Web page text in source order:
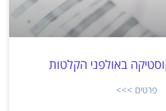
באולפני הקלטות
פרטים >>>